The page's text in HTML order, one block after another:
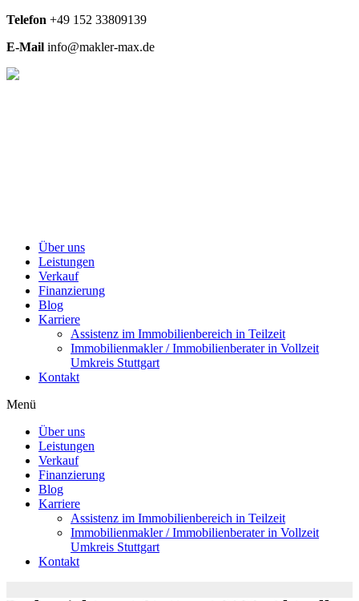
Telefon +49 152 33809139
E-Mail info@makler-max.de
Über uns
Leistungen
Verkauf
Finanzierung
Blog
Karriere
Assistenz im Immobilienbereich in Teilzeit
Immobilienmakler / Immobilienberater in Vollzeit
Umkreis Stuttgart
Kontakt
Menü
Über uns
Leistungen
Verkauf
Finanzierung
Blog
Karriere
Assistenz im Immobilienbereich in Teilzeit
Immobilienmakler / Immobilienberater in Vollzeit
Umkreis Stuttgart
Kontakt